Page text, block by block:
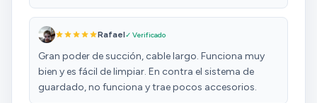
Rafael✓ Verificado
Gran poder de succión, cable largo. Funciona muy
bien y es fácil de limpiar. En contra el sistema de
guardado, no funciona y trae pocos accesorios.